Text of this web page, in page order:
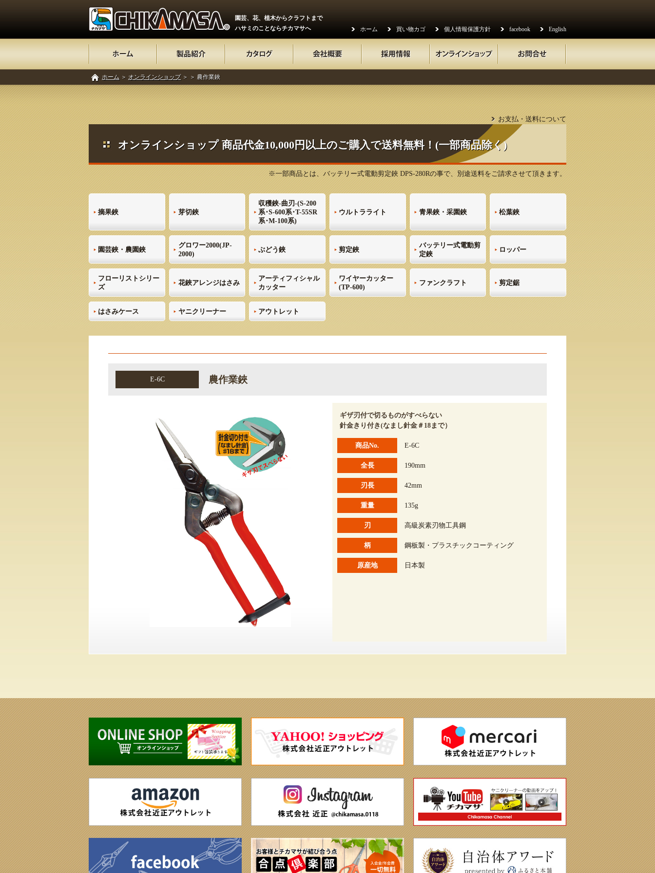
園芸、花、植木からクラフトまで
ハサミのことならチカマサへ
ホーム 買い物カゴ 個人情報保護方針 facebook English
ホーム ＞ オンラインショップ＞ ＞ 農作業鋏
お支払・送料について
オンラインショップ 商品代金10,000円以上のご購入で送料無料！(一部商品除く)
※一部商品とは、バッテリー式電動剪定鋏 DPS-280Rの事で、別途送料をご請求させて頂きます。
摘果鋏 芽切鋏
収穫鋏-曲刃-(S-200
系･S-600系･T-55SR
系･M-100系)
ウルトラライト 青果鋏・采園鋏 松葉鋏
園芸鋏・農園鋏
グロワー2000(JP-
2000)
ぶどう鋏 剪定鋏
バッテリー式電動剪
定鋏
ロッパー
フローリストシリー
ズ
花鋏アレンジはさみ
アーティフィシャル
カッター
ワイヤーカッター
(TP-600)
ファンクラフト 剪定鋸
はさみケース ヤニクリーナー アウトレット
E-6C 農作業鋏
ギザ刃付で切るものがすべらない
針金きり付き(なまし針金＃18まで）
商品No. E-6C
全長 190mm
刃長 42mm
重量 135g
刃 高級炭素刃物工具鋼
柄 鋼板製・プラスチックコーティング
原産地 日本製